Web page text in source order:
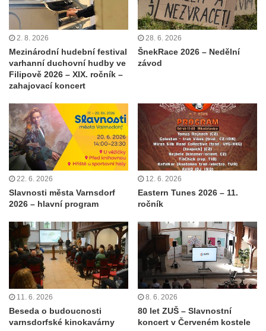
2. 8. 2026
Mezinárodní hudební festival
varhanní duchovní hudby ve
Filipově 2026 – XIX. ročník –
zahajovací koncert
28. 6. 2026
ŠnekRace 2026 – Nedělní
závod
22. 6. 2026
Slavnosti města Varnsdorf
2026 – hlavní program
12. 6. 2026
Eastern Tunes 2026 – 11.
ročník
11. 6. 2026
Beseda o budoucnosti
varnsdorfské kinokavárny
8. 6. 2026
80 let ZUŠ – Slavnostní
koncert v Červeném kostele